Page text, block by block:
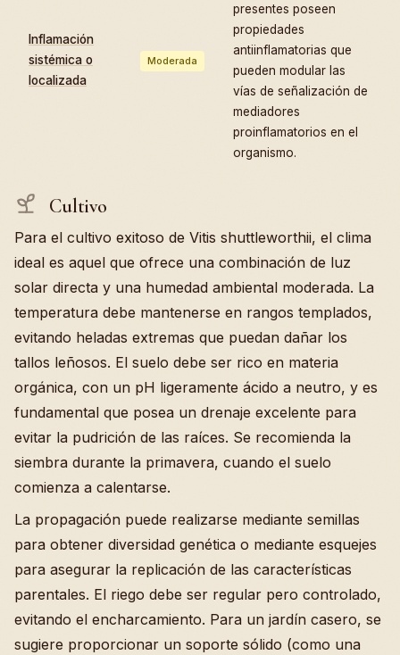
Inflamación
sistémica o
localizada
Moderada
presentes poseen
propiedades
antiinflamatorias que
pueden modular las
vías de señalización de
mediadores
proinflamatorios en el
organismo.
Cultivo
Para el cultivo exitoso de Vitis shuttleworthii, el clima
ideal es aquel que ofrece una combinación de luz
solar directa y una humedad ambiental moderada. La
temperatura debe mantenerse en rangos templados,
evitando heladas extremas que puedan dañar los
tallos leñosos. El suelo debe ser rico en materia
orgánica, con un pH ligeramente ácido a neutro, y es
fundamental que posea un drenaje excelente para
evitar la pudrición de las raíces. Se recomienda la
siembra durante la primavera, cuando el suelo
comienza a calentarse.
La propagación puede realizarse mediante semillas
para obtener diversidad genética o mediante esquejes
para asegurar la replicación de las características
parentales. El riego debe ser regular pero controlado,
evitando el encharcamiento. Para un jardín casero, se
sugiere proporcionar un soporte sólido (como una